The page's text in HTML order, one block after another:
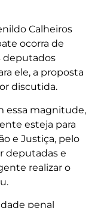
Calheiros
ocorra de
deputados
ele, a proposta
discutida.
essa magnitude,
esteja para
e Justiça, pelo
deputadas e
realizar o
penal